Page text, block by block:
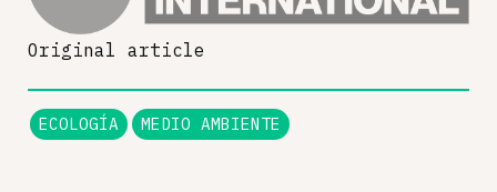
Original article
ECOLOGÍA MEDIO AMBIENTE